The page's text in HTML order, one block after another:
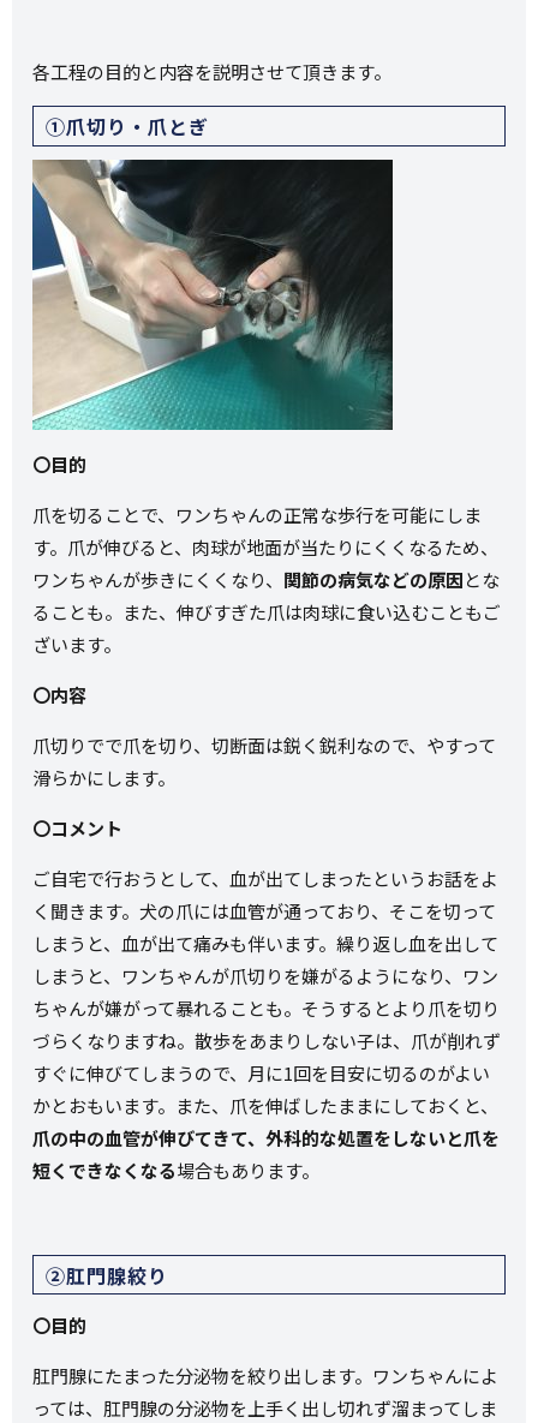
各工程の目的と内容を説明させて頂きます。
①爪切り・爪とぎ
〇目的
爪を切ることで、ワンちゃんの正常な歩行を可能にしま
す。爪が伸びると、肉球が地面が当たりにくくなるため、
ワンちゃんが歩きにくくなり、 関節の病気などの原因とな
ることも。また、伸びすぎた爪は肉球に食い込むこともご
ざいます。
〇内容
爪切りでで爪を切り、切断面は鋭く鋭利なので、やすって
滑らかにします。
〇コメント
ご自宅で行おうとして、血が出てしまったというお話をよ
く聞きます。犬の爪には血管が通っており、そこを切って
しまうと、血が出て痛みも伴います。繰り返し血を出して
しまうと、ワンちゃんが爪切りを嫌がるようになり、ワン
ちゃんが嫌がって暴れることも。そうするとより爪を切り
づらくなりますね。散歩をあまりしない子は、爪が削れず
すぐに伸びてしまうので、月に1回を目安に切るのがよい
かとおもいます。また、爪を伸ばしたままにしておくと、
爪の中の血管が伸びてきて、外科的な処置をしないと爪を
短くできなくなる場合もあります。
②肛門腺絞り
〇目的
肛門腺にたまった分泌物を絞り出します。ワンちゃんによ
っては、肛門腺の分泌物を上手く出し切れず溜まってしま